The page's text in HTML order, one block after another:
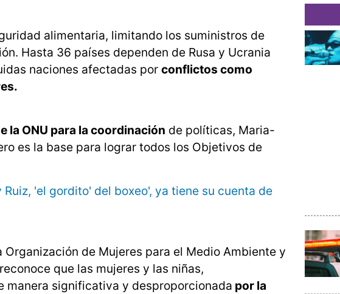
alimentaria, limitando los suministros de
Hasta 36 países dependen de Rusa y Ucrania
naciones afectadas por conflictos como
la ONU para la coordinación de políticas, Maria-
es la base para lograr todos los Objetivos de
'el gordito' del boxeo', ya tiene su cuenta de
de Mujeres para el Medio Ambiente y
que las mujeres y las niñas,
manera significativa y desproporcionada por la